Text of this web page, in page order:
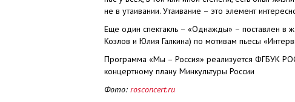
не в утаивании. Утаивание – это элемент
Еще один спектакль – «Однажды» – поставлен в
Козлов и Юлия Галкина) по мотивам пьесы
Программа «Мы – Россия» реализуется ФГБУК
концертному плану Минкультуры России
Фото: rosconcert.ru